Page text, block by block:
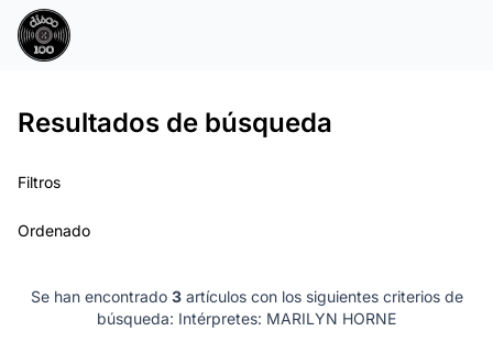
Resultados de búsqueda
Filtros
Ordenado
Se han encontrado 3artículos con los siguientes criterios de
búsqueda: Intérpretes: MARILYN HORNE